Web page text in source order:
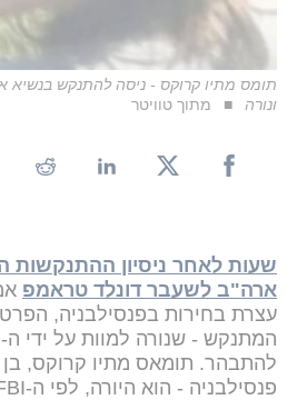
תומס מתיו קרוקס - ניסה להתנקש בנשיא
ונורה
מתוך טוויטר
שעות לאחר ניסיון ההתנקשות
ארה"ב לשעבר דונלד טראמפ
עצרת בחירות בפנסילבניה,
פנסילבניה - הוא היורה, לפי ה-FBI.